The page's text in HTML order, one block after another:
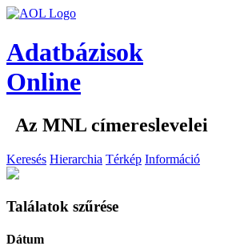
Adatbázisok
Online
Az MNL címereslevelei
Keresés Hierarchia Térkép Információ
Találatok szűrése
Dátum